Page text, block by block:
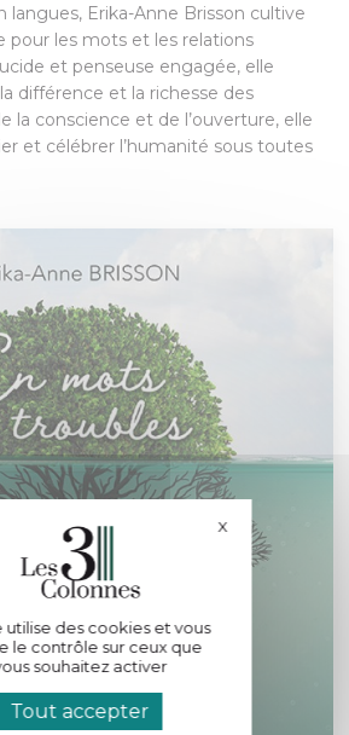
Erika-Anne Brisson cultive
pour les mots et les relations
et penseuse engagée, elle
différence et la richesse des
la conscience et de l’ouverture, elle
et célébrer l’humanité sous toutes
utilise des cookies et vous
le contrôle sur ceux que
souhaitez activer
Tout accepter
X Masquer le